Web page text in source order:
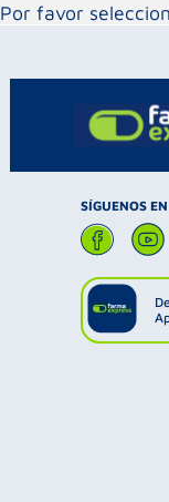
Por favor
SÍGUENOS EN